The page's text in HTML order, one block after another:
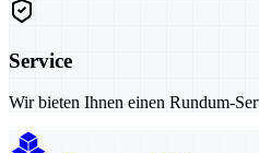
Service
Wir bieten Ihnen einen Rundum-